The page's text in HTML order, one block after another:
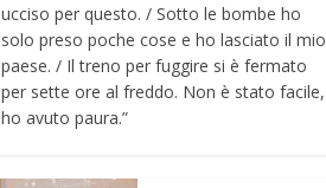
ucciso per questo. / Sotto le bombe ho
solo preso poche cose e ho lasciato il mio
paese. / Il treno per fuggire si è fermato
per sette ore al freddo. Non è stato facile,
ho avuto paura.”